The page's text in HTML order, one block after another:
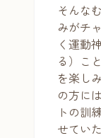
そんな
みがチ
く運動
る）こ
を楽し
の方に
トの訓
せてい